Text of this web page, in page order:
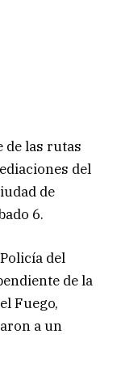
de las rutas
del
de
6.
del
de la
Fuego,
a un